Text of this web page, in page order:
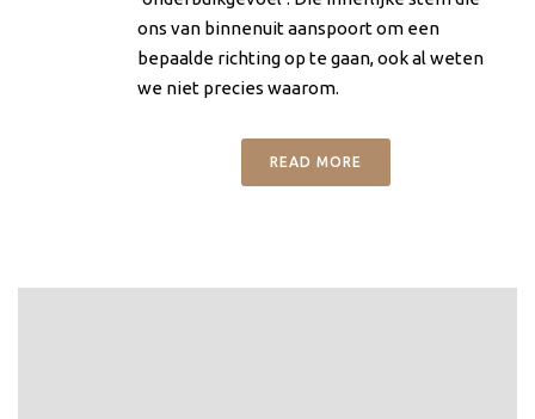
ons van binnenuit aanspoort om een
bepaalde richting op te gaan, ook al weten
we niet precies waarom.
READ MORE